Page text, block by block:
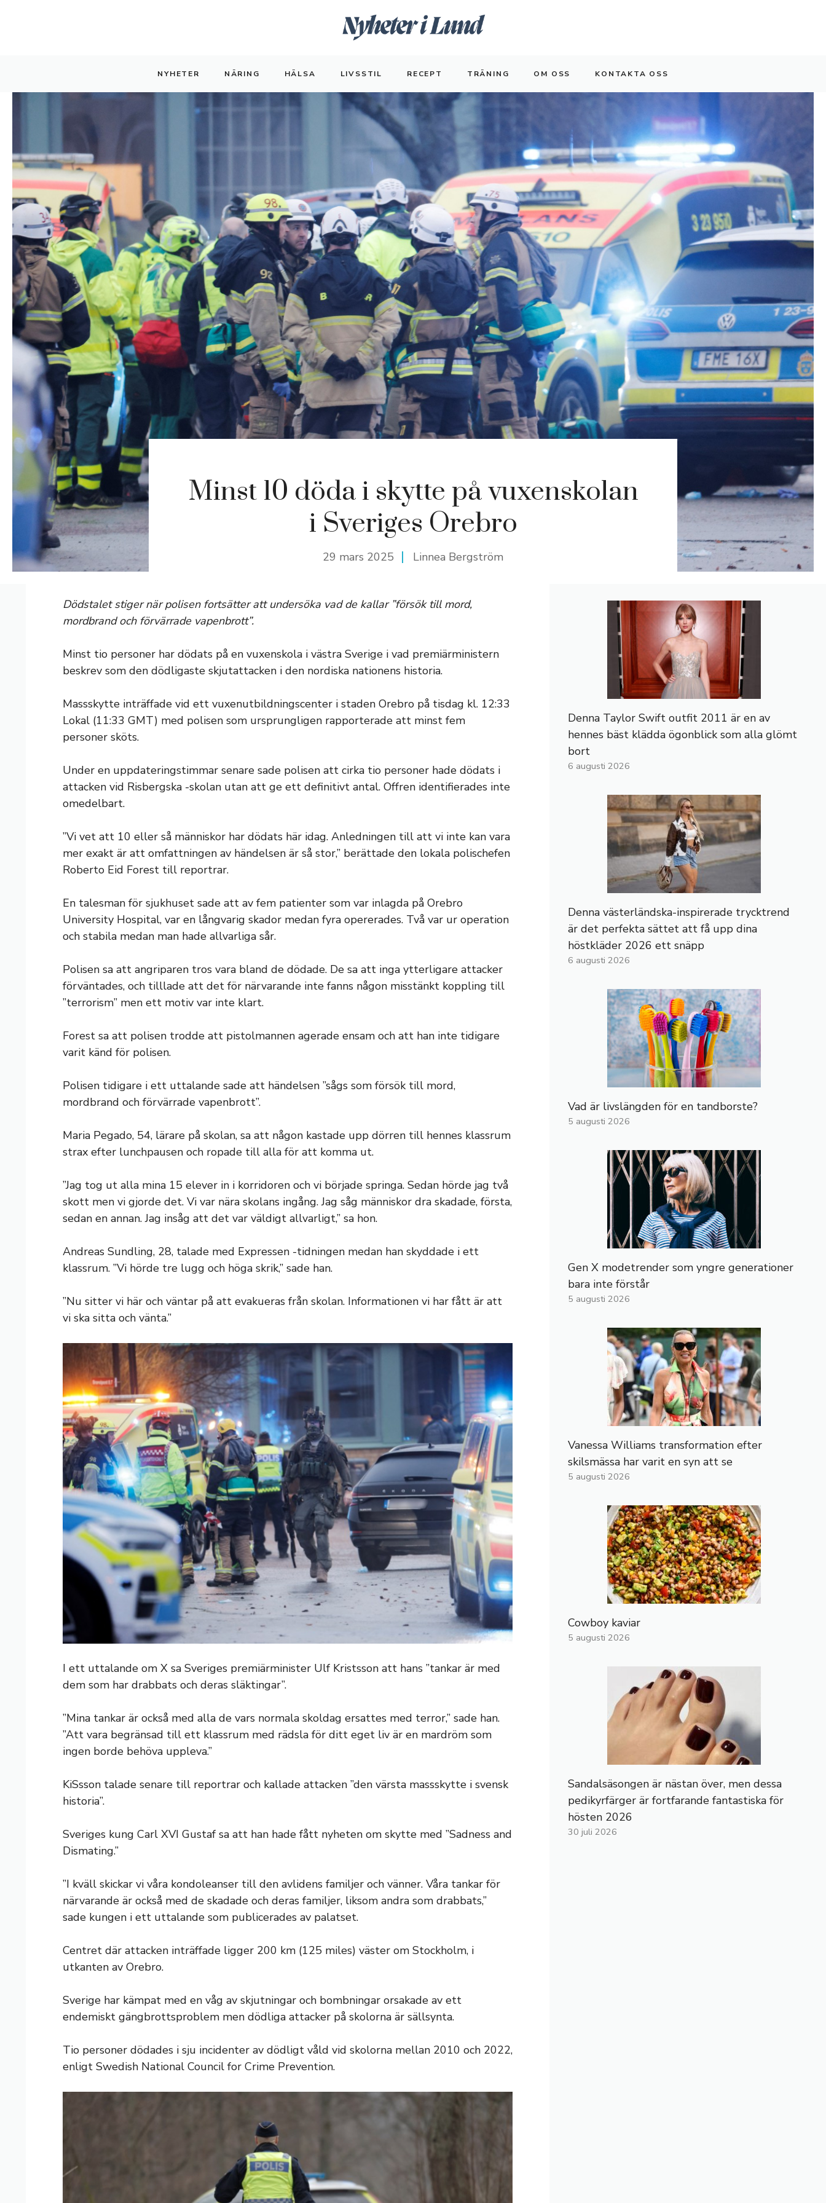
NYHETER NÄRING HÄLSA LIVSSTIL RECEPT TRÄNING OM OSS KONTAKTA OSS
Minst 10 döda i skytte på vuxenskolan
i Sveriges Orebro
29 mars 2025 Linnea Bergström
Dödstalet stiger när polisen fortsätter att undersöka vad de kallar ”försök till mord,
mordbrand och förvärrade vapenbrott”.
Minst tio personer har dödats på en vuxenskola i västra Sverige i vad premiärministern
beskrev som den dödligaste skjutattacken i den nordiska nationens historia.
Massskytte inträffade vid ett vuxenutbildningscenter i staden Orebro på tisdag kl. 12:33
Lokal (11:33 GMT) med polisen som ursprungligen rapporterade att minst fem
personer sköts.
Under en uppdateringstimmar senare sade polisen att cirka tio personer hade dödats i
attacken vid Risbergska -skolan utan att ge ett definitivt antal. Offren identifierades inte
omedelbart.
”Vi vet att 10 eller så människor har dödats här idag. Anledningen till att vi inte kan vara
mer exakt är att omfattningen av händelsen är så stor,” berättade den lokala polischefen
Roberto Eid Forest till reportrar.
En talesman för sjukhuset sade att av fem patienter som var inlagda på Orebro
University Hospital, var en långvarig skador medan fyra opererades. Två var ur operation
och stabila medan man hade allvarliga sår.
Polisen sa att angriparen tros vara bland de dödade. De sa att inga ytterligare attacker
förväntades, och tilllade att det för närvarande inte fanns någon misstänkt koppling till
”terrorism” men ett motiv var inte klart.
Forest sa att polisen trodde att pistolmannen agerade ensam och att han inte tidigare
varit känd för polisen.
Polisen tidigare i ett uttalande sade att händelsen ”sågs som försök till mord,
mordbrand och förvärrade vapenbrott”.
Maria Pegado, 54, lärare på skolan, sa att någon kastade upp dörren till hennes klassrum
strax efter lunchpausen och ropade till alla för att komma ut.
”Jag tog ut alla mina 15 elever in i korridoren och vi började springa. Sedan hörde jag två
skott men vi gjorde det. Vi var nära skolans ingång. Jag såg människor dra skadade, första,
sedan en annan. Jag insåg att det var väldigt allvarligt,” sa hon.
Andreas Sundling, 28, talade med Expressen -tidningen medan han skyddade i ett
klassrum. ”Vi hörde tre lugg och höga skrik,” sade han.
”Nu sitter vi här och väntar på att evakueras från skolan. Informationen vi har fått är att
vi ska sitta och vänta.”
I ett uttalande om X sa Sveriges premiärminister Ulf Kristsson att hans ”tankar är med
dem som har drabbats och deras släktingar”.
”Mina tankar är också med alla de vars normala skoldag ersattes med terror,” sade han.
”Att vara begränsad till ett klassrum med rädsla för ditt eget liv är en mardröm som
ingen borde behöva uppleva.”
KiSsson talade senare till reportrar och kallade attacken ”den värsta massskytte i svensk
historia”.
Sveriges kung Carl XVI Gustaf sa att han hade fått nyheten om skytte med ”Sadness and
Dismating.”
”I kväll skickar vi våra kondoleanser till den avlidens familjer och vänner. Våra tankar för
närvarande är också med de skadade och deras familjer, liksom andra som drabbats,”
sade kungen i ett uttalande som publicerades av palatset.
Centret där attacken inträffade ligger 200 km (125 miles) väster om Stockholm, i
utkanten av Orebro.
Sverige har kämpat med en våg av skjutningar och bombningar orsakade av ett
endemiskt gängbrottsproblem men dödliga attacker på skolorna är sällsynta.
Tio personer dödades i sju incidenter av dödligt våld vid skolorna mellan 2010 och 2022,
enligt Swedish National Council for Crime Prevention.
Denna Taylor Swift outfit 2011 är en av
hennes bäst klädda ögonblick som alla glömt
bort
6 augusti 2026
Denna västerländska-inspirerade trycktrend
är det perfekta sättet att få upp dina
höstkläder 2026 ett snäpp
6 augusti 2026
Vad är livslängden för en tandborste?
5 augusti 2026
Gen X modetrender som yngre generationer
bara inte förstår
5 augusti 2026
Vanessa Williams transformation efter
skilsmässa har varit en syn att se
5 augusti 2026
Cowboy kaviar
5 augusti 2026
Sandalsäsongen är nästan över, men dessa
pedikyrfärger är fortfarande fantastiska för
hösten 2026
30 juli 2026